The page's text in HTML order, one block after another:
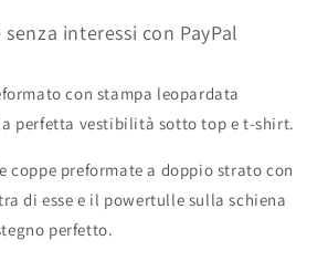
interessi con PayPal
con stampa leopardata
perfetta vestibilità sotto top e t-shirt.
coppe preformate a doppio strato con
di esse e il powertulle sulla schiena
perfetto.